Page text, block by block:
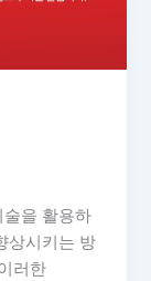
을 활용하
상시키는 방
러한